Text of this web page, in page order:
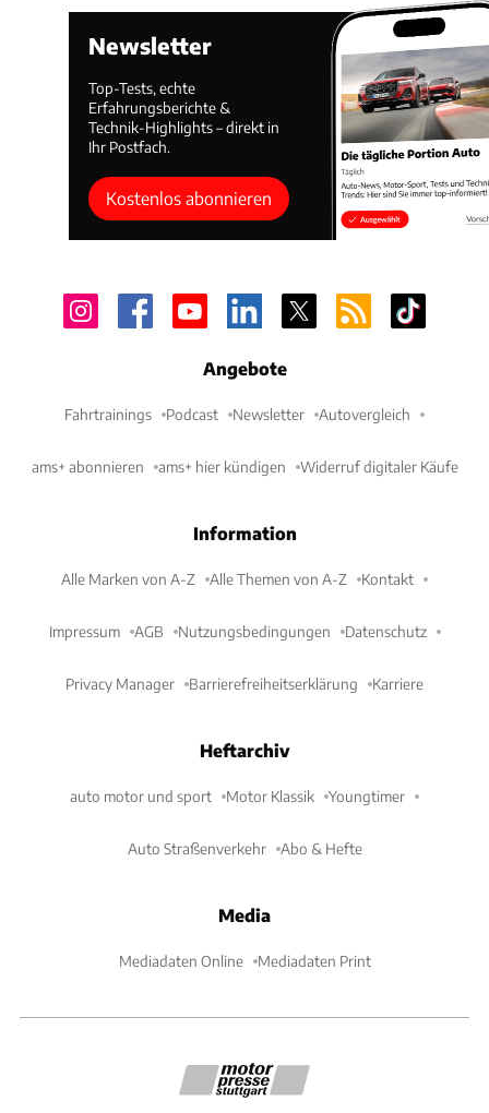
Newsletter
Top-Tests, echte
Erfahrungsberichte &
Technik-Highlights – direkt in
Ihr Postfach.
Kostenlos abonnieren
Angebote
Fahrtrainings Podcast Newsletter Autovergleich
ams+ abonnieren ams+ hier kündigen Widerruf digitaler Käufe
Information
Alle Marken von A-Z Alle Themen von A-Z Kontakt
Impressum AGB Nutzungsbedingungen Datenschutz
Privacy Manager Barrierefreiheitserklärung Karriere
Heftarchiv
auto motor und sport Motor Klassik Youngtimer
Auto Straßenverkehr Abo & Hefte
Media
Mediadaten Online Mediadaten Print